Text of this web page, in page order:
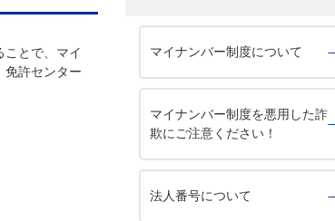
ことで、マイ
免許センター
マイナンバー制度について
マイナンバー制度を悪用した詐
欺にご注意ください！
法人番号について